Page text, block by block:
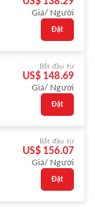
Giá/ Người
Đặt
Bắt đầu từ
US$ 148.69
Giá/ Người
Đặt
Bắt đầu từ
US$ 156.07
Giá/ Người
Đặt